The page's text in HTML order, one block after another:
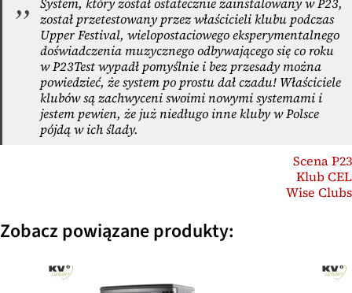
został przetestowany przez właścicieli klubu podczas
Upper Festival, wielopostaciowego eksperymentalnego
doświadczenia muzycznego odbywającego się co roku
w P23Test wypadł pomyślnie i bez przesady można
powiedzieć, że system po prostu dał czadu! Właściciele
klubów są zachwyceni swoimi nowymi systemami i
jestem pewien, że już niedługo inne kluby w Polsce
pójdą w ich ślady.
Scena P23
Klub CEL
Wise Clubs
Zobacz powiązane produkty: